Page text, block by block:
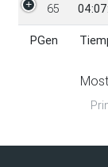
PGen
65
PGen